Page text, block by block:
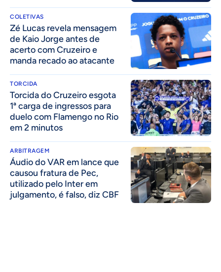
COLETIVAS
Zé Lucas revela mensagem
de Kaio Jorge antes de
acerto com Cruzeiro e
manda recado ao atacante
TORCIDA
Torcida do Cruzeiro esgota
1ª carga de ingressos para
duelo com Flamengo no Rio
em 2 minutos
ARBITRAGEM
Áudio do VAR em lance que
causou fratura de Pec,
utilizado pelo Inter em
julgamento, é falso, diz CBF